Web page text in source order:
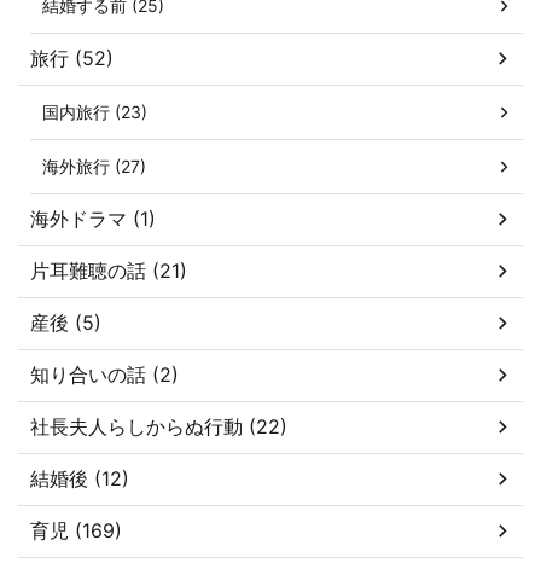
結婚する前 (25)
旅行 (52)
国内旅行 (23)
海外旅行 (27)
海外ドラマ (1)
片耳難聴の話 (21)
産後 (5)
知り合いの話 (2)
社長夫人らしからぬ行動 (22)
結婚後 (12)
育児 (169)